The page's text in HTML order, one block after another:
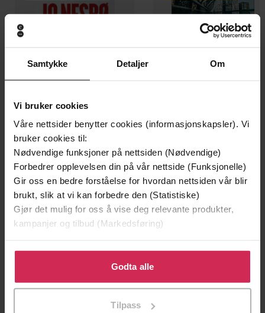
Samtykke Detaljer Om
Vi bruker cookies
Våre nettsider benytter cookies (informasjonskapsler). Vi
bruker cookies til:
Nødvendige funksjoner på nettsiden (Nødvendige)
Forbedrer opplevelsen din på vår nettside (Funksjonelle)
Gir oss en bedre forståelse for hvordan nettsiden vår blir
brukt, slik at vi kan forbedre den (Statistiske)
Gjør det mulig for oss å vise deg relevante produkter,
kampanjer og tilbud (Markedsføring)
Klikk på «Godta alle» for å gi oss ditt samtykke til å
bruke cookies for alle disse formålene. Du kan også
tilpasse ditt samtykke til spesifikke formål ved å klikke
Godta alle
Tilpass
199,-
Minnesota
Jo Nesbø
349,-
Utskudd
Jørn Lier Horst
Selected Nonfiction
Forfattere Neil Gaiman(forfatter),Neil Gaiman
(innleser)